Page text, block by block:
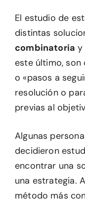
El estudio de
distintas
combinatoria y
este último,
o «pasos a
resolución o
previas al
Algunas
decidieron
encontrar una
una estrategia.
método más